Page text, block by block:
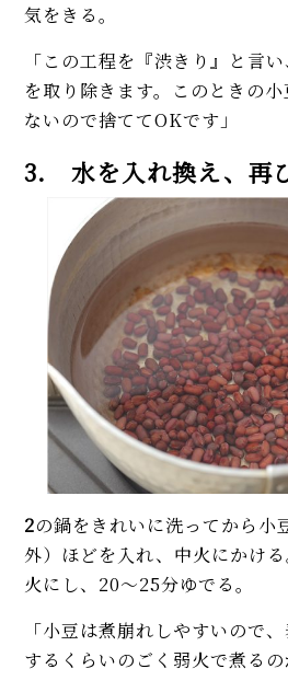
気をきる。
「この工程を『渋きり』と言
を取り除きます。このときの
ないので捨ててOKです」
3. 水を入れ換え、再
2の鍋をきれいに洗ってから
外）ほどを入れ、中火にかけ
火にし、20〜25分ゆでる。
「小豆は煮崩れしやすいので
するくらいのごく弱火で煮るの